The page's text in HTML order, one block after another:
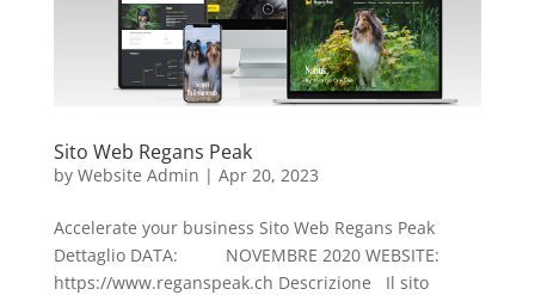
Sito Web Regans Peak
by Website Admin | Apr 20, 2023
Accelerate your business Sito Web Regans Peak
Dettaglio DATA: NOVEMBRE 2020 WEBSITE:
https://www.reganspeak.ch Descrizione Il sito